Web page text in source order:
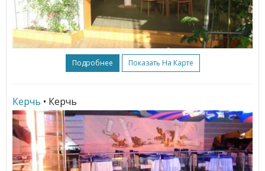
Подробнее Показать На Карте
Керчь • Керчь